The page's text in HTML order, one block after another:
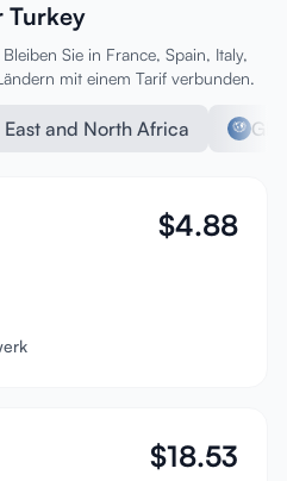
Turkey
Sie in France, Spain, Italy,
mit einem Tarif verbunden.
and North Africa
$4.88
$18.53